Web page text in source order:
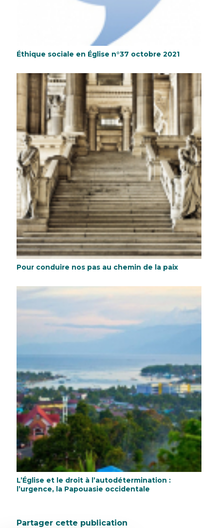
Éthique sociale en Église n°37 octobre 2021
Pour conduire nos pas au chemin de la paix
L’Église et le droit à l’autodétermination :
l’urgence, la Papouasie occidentale
Partager cette publication